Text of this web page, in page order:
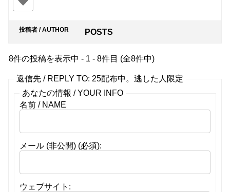
投稿者 / AUTHOR POSTS
8件の投稿を表示中 - 1 - 8件目 (全8件中)
返信先 / REPLY TO: 25配布中。逃した人限定
あなたの情報 / YOUR INFO
名前 / NAME
メール (非公開) (必須):
ウェブサイト: